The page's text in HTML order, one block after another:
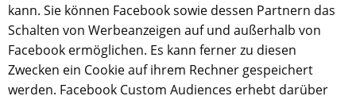
kann. Sie können Facebook sowie dessen Partnern das
Schalten von Werbeanzeigen auf und außerhalb von
Facebook ermöglichen. Es kann ferner zu diesen
Zwecken ein Cookie auf ihrem Rechner gespeichert
werden. Facebook Custom Audiences erhebt darüber